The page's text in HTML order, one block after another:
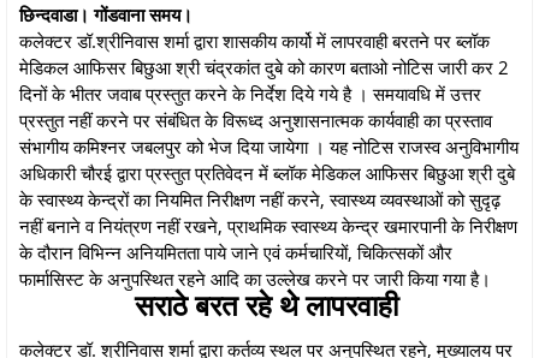
छिन्दवाडा। गोंडवाना समय।
कलेक्टर डॉ.श्रीनिवास शर्मा द्वारा शासकीय कार्यो में लापरवाही बरतने पर ब्लॉक
मेडिकल आफिसर बिछुआ श्री चंद्रकांत दुबे को कारण बताओ नोटिस जारी कर 2
दिनों के भीतर जवाब प्रस्तुत करने के निर्देश दिये गये है । समयावधि में उत्तर
प्रस्तुत नहीं करने पर संबंधित के विरूध्द अनुशासनात्मक कार्यवाही का प्रस्ताव
संभागीय कमिश्नर जबलपुर को भेज दिया जायेगा । यह नोटिस राजस्व अनुविभागीय
अधिकारी चौरई द्वारा प्रस्तुत प्रतिवेदन में ब्लॉक मेडिकल आफिसर बिछुआ श्री दुबे
के स्वास्थ्य केन्द्रों का नियमित निरीक्षण नहीं करने, स्वास्थ्य व्यवस्थाओं को सुदृढ़
नहीं बनाने व नियंत्रण नहीं रखने, प्राथमिक स्वास्थ्य केन्द्र खमारपानी के निरीक्षण
के दौरान विभिन्न अनियमितता पाये जाने एवं कर्मचारियों, चिकित्सकों और
फार्मासिस्ट के अनुपस्थित रहने आदि का उल्लेख करने पर जारी किया गया है।
सराठे बरत रहे थे लापरवाही
कलेक्टर डॉ. श्रीनिवास शर्मा द्वारा कर्तव्य स्थल पर अनुपस्थित रहने, मुख्यालय पर